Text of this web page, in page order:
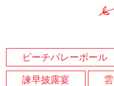
ビーチバレーボール
諫早披露宴